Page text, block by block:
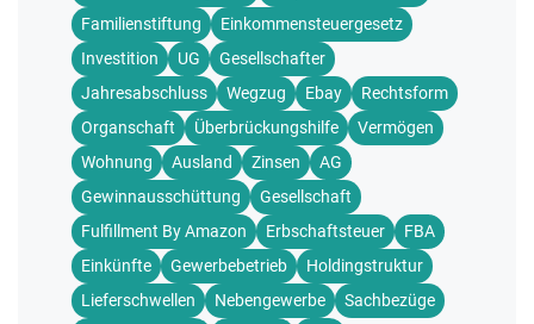
Familienstiftung
Einkommensteuergesetz
Investition
UG
Gesellschafter
Jahresabschluss
Wegzug Ebay
Rechtsform
Organschaft
Überbrückungshilfe
Vermögen
Wohnung
Ausland Zinsen
AG
Gewinnausschüttung
Gesellschaft
Fulfillment By Amazon
Erbschaftsteuer
FBA
Einkünfte
Gewerbebetrieb
Holdingstruktur
Lieferschwellen
Nebengewerbe
Sachbezüge